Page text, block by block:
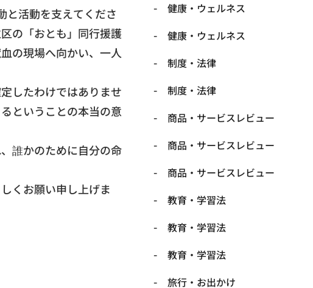
と活動を支えてくださ
の「おとも」同行援護
の現場へ向かい、 一人
したわけではありませ
ということの本当の意
誰かのために自分の命
くお願い申し上げま
健康・ウェルネス
健康・ウェルネス
制度・法律
制度・法律
商品・サービスレビュー
商品・サービスレビュー
商品・サービスレビュー
教育・学習法
教育・学習法
教育・学習法
旅行・お出かけ